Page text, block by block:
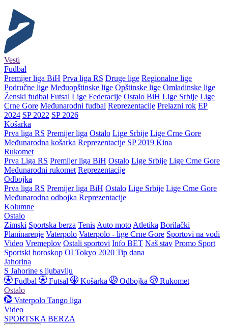
Vesti
Fudbal
Premijer liga BiH Prva liga RS Druge lige Regionalne lige
Područne lige Međuopštinske lige Opštinske lige Omladinske lige
Ženski fudbal Futsal Lige Federacije Ostalo BiH Lige Srbije Lige
Crne Gore Međunarodni fudbal Reprezentacije Prelazni rok EP
2024 SP 2022 SP 2026
Košarka
Prva liga RS Premijer liga Ostalo Lige Srbije Lige Crne Gore
Međunarodna košarka Reprezentacije SP 2019 Kina
Rukomet
Prva Liga RS Premijer liga BiH Ostalo Lige Srbije Lige Crne Gore
Međunarodni rukomet Reprezentacije
Odbojka
Prva liga RS Premijer liga BiH Ostalo Lige Srbije Lige Crne Gore
Međunarodna odbojka Reprezentacije
Kolumne
Ostalo
Zimski Sportska berza Tenis Auto moto Atletika Borilački
Planinarenje Vaterpolo Vaterpolo - lige Crne Gore Sportovi na vodi
Video Vremeplov Ostali sportovi Info BET Naš stav Promo Sport
Sportski horoskop OI Tokyo 2020 Tip dana
Jahorina
S Jahorine s ljubavlju
Fudbal
Futsal Košarka Odbojka
Rukomet
Ostalo
Vaterpolo Tango liga
Video
SPORTSKA BERZA